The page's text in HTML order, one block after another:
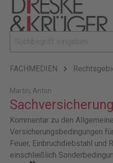
FACHMEDIEN
Martin, Anton
Sachversicherung
Kommentar zu den
Versicherungsbedingungen
Feuer, Einbruchdiebstahl und
einschließlich